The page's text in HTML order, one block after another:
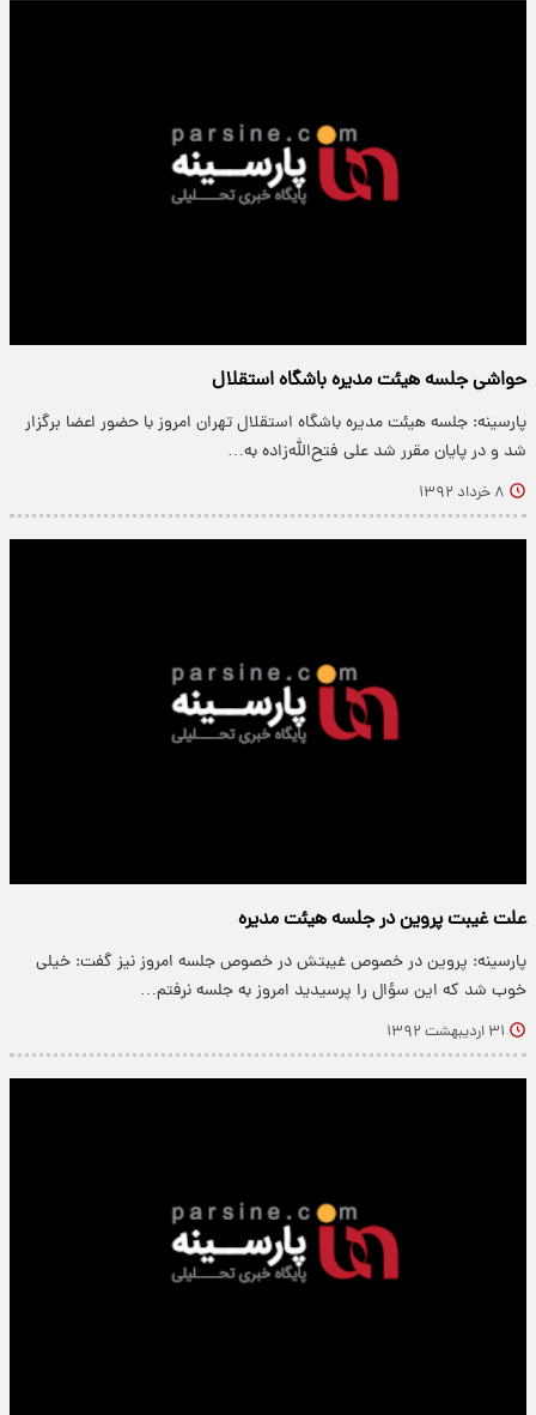
حواشی جلسه هیئت مدیره باشگاه استقلال
پارسینه: جلسه هیئت مدیره باشگاه استقلال تهران امروز با حضور اعضا برگزار
شد و در پایان مقرر شد علی فتح‌الله‌زاده به…
۸ خرداد ۱۳۹۲
علت غیبت پروین در جلسه هیئت مدیره
پارسینه: پروین در خصوص غیبتش در خصوص جلسه امروز نیز گفت: خیلی
خوب شد که این سؤال را پرسیدید امروز به جلسه نرفتم…
۳۱ اردیبهشت ۱۳۹۲